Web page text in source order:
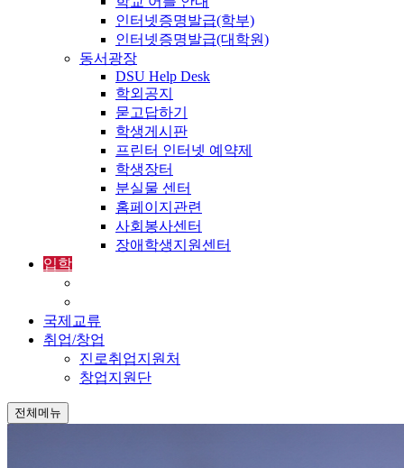
인터넷증명발급(학부)
인터넷증명발급(대학원)
동서광장
DSU Help Desk
학외공지
묻고답하기
학생게시판
프린터 인터넷 예약제
학생장터
분실물 센터
홈페이지관련
사회봉사센터
장애학생지원센터
입학
국제교류
취업/창업
진로취업지원처
창업지원단
전체메뉴